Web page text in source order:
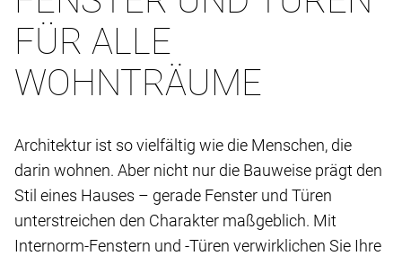
FÜR ALLE
WOHNTRÄUME
Architektur ist so vielfältig wie die Menschen, die
darin wohnen. Aber nicht nur die Bauweise prägt den
Stil eines Hauses – gerade Fenster und Türen
unterstreichen den Charakter maßgeblich. Mit
Internorm-Fenstern und -Türen verwirklichen Sie Ihre